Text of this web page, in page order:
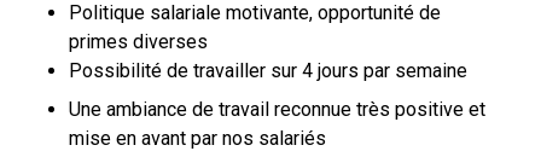
Politique salariale motivante, opportunité de
primes diverses
Possibilité de travailler sur 4 jours par semaine
Une ambiance de travail reconnue très positive et
mise en avant par nos salariés